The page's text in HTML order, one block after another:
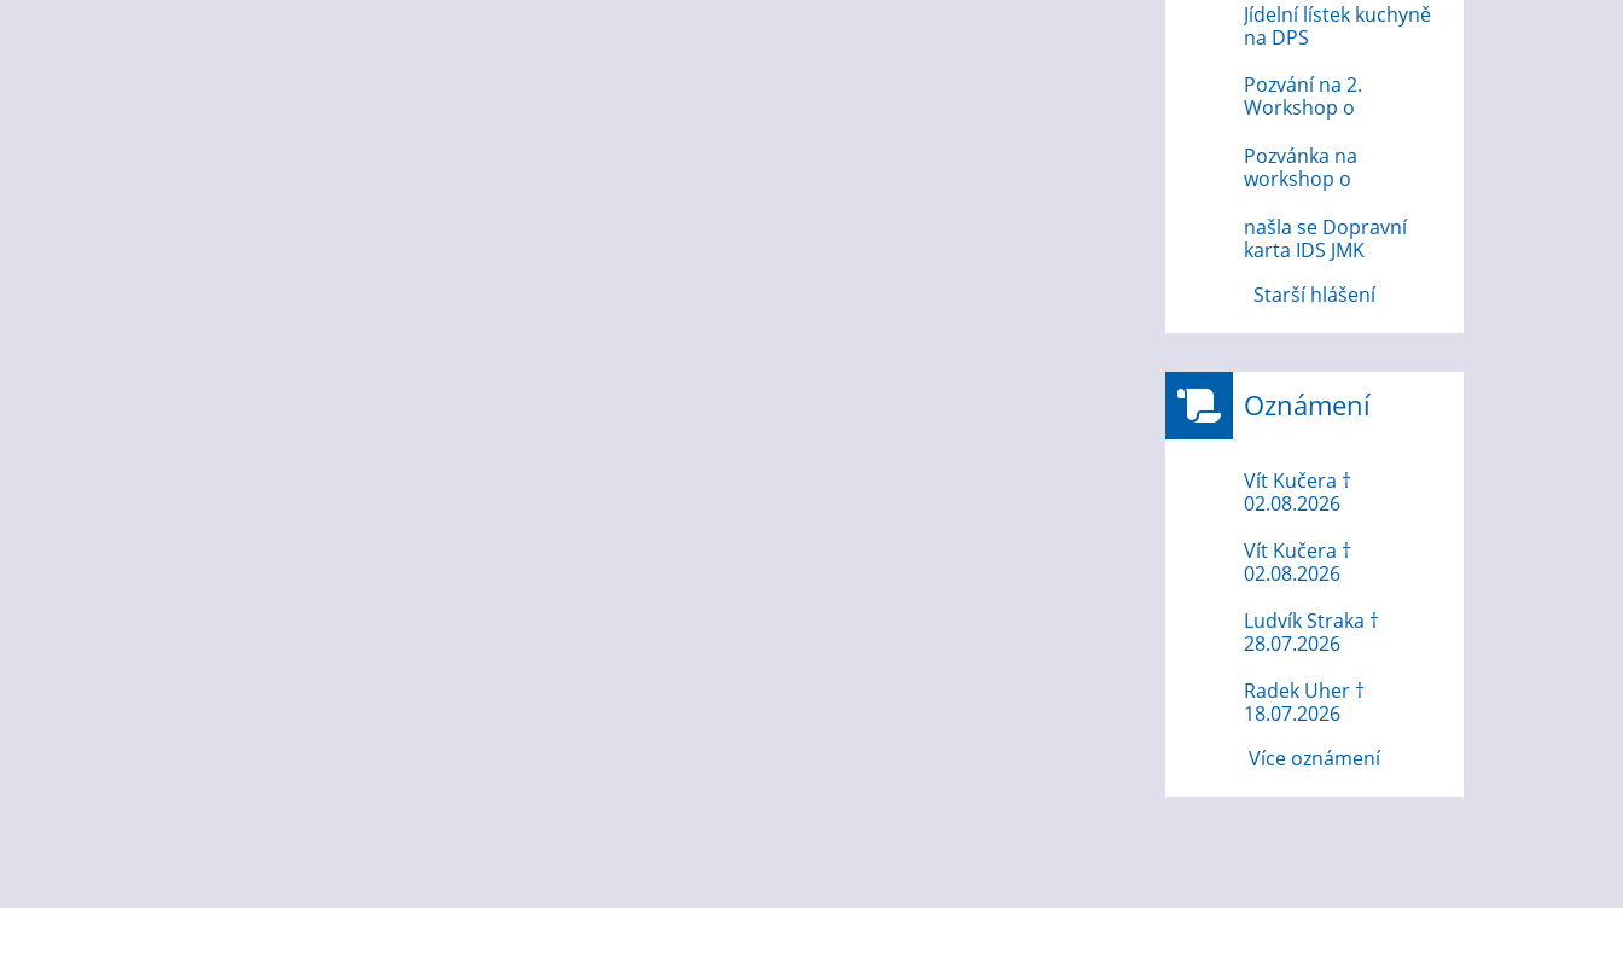
Jídelní lístek kuchyně
na DPS
Pozvání na 2.
Workshop o
internetu
Pozvánka na
workshop o
internetu 12.8.2026
našla se Dopravní
karta IDS JMK
Starší hlášení
Oznámení
Vít Kučera †
02.08.2026
Vít Kučera †
02.08.2026
Ludvík Straka †
28.07.2026
Radek Uher †
18.07.2026
Více oznámení